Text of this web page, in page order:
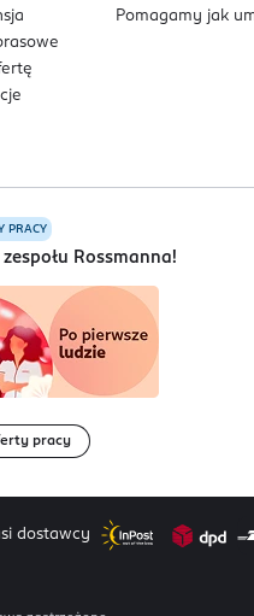
Pomagamy jak
PRACY
zespołu Rossmanna!
pracy
dostawcy